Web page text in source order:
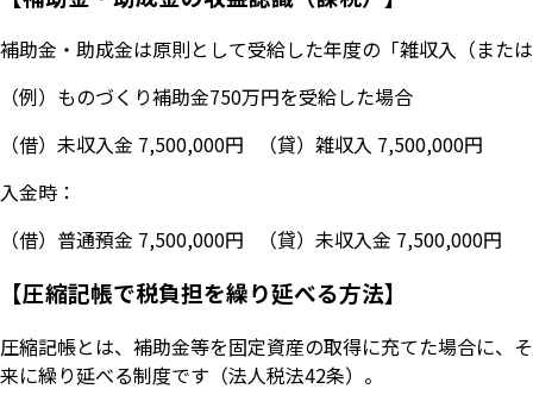
補助金・助成金は原則として受給した年度の「雑収入（また
（例）ものづくり補助金750万円を受給した場合
（借）未収入金 7,500,000円 （貸）雑収入 7,500,000円
入金時：
（借）普通預金 7,500,000円 （貸）未収入金 7,500,000円
【圧縮記帳で税負担を繰り延べる方法】
圧縮記帳とは、補助金等を固定資産の取得に充てた場合に、
来に繰り延べる制度です（法人税法42条）。